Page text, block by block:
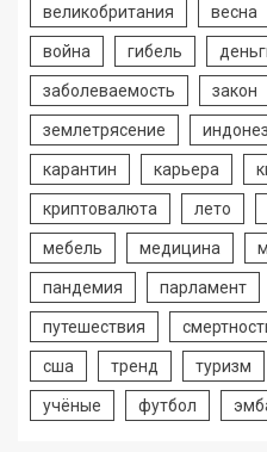
великобритания весна
война гибель
заболеваемость закон
землетрясение
карантин карьера
криптовалюта лето
мебель медицина
пандемия парламент
путешествия
сша тренд туризм
учёные футбол